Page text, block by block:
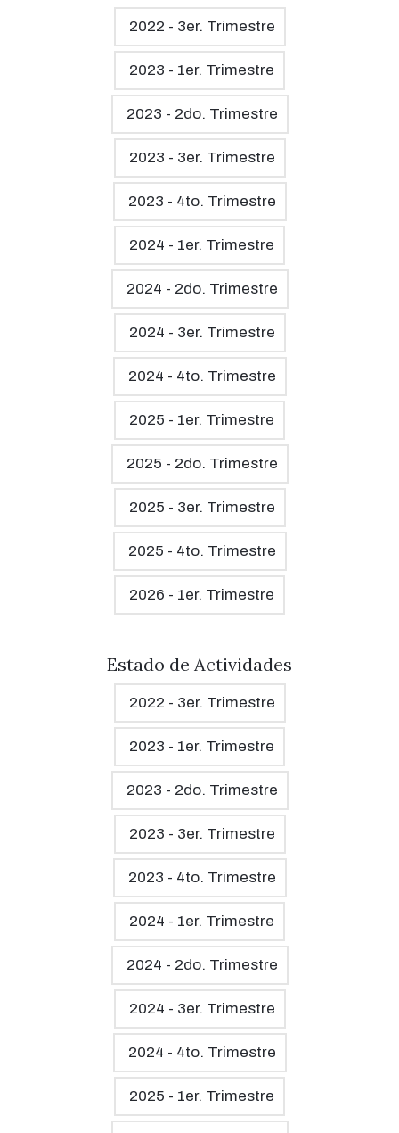
2022 - 3er. Trimestre
2023 - 1er. Trimestre
2023 - 2do. Trimestre
2023 - 3er. Trimestre
2023 - 4to. Trimestre
2024 - 1er. Trimestre
2024 - 2do. Trimestre
2024 - 3er. Trimestre
2024 - 4to. Trimestre
2025 - 1er. Trimestre
2025 - 2do. Trimestre
2025 - 3er. Trimestre
2025 - 4to. Trimestre
2026 - 1er. Trimestre
Estado de Actividades
2022 - 3er. Trimestre
2023 - 1er. Trimestre
2023 - 2do. Trimestre
2023 - 3er. Trimestre
2023 - 4to. Trimestre
2024 - 1er. Trimestre
2024 - 2do. Trimestre
2024 - 3er. Trimestre
2024 - 4to. Trimestre
2025 - 1er. Trimestre